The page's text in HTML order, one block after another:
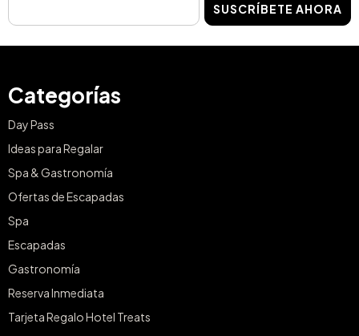
SUSCRÍBETE AHORA
Categorías
Day Pass
Ideas para Regalar
Spa & Gastronomía
Ofertas de Escapadas
Spa
Escapadas
Gastronomía
Reserva Inmediata
Tarjeta Regalo Hotel Treats